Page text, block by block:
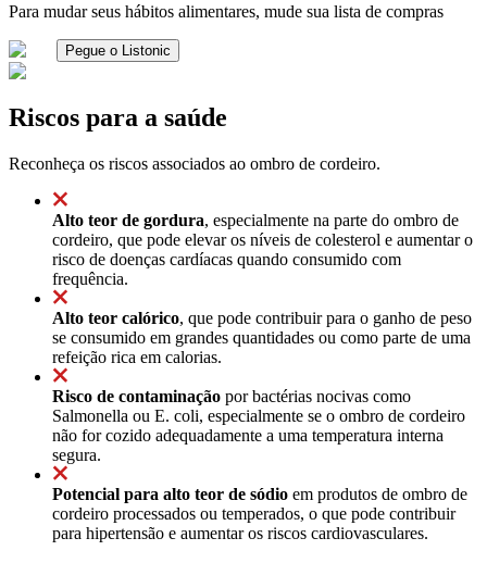
Para mudar seus hábitos alimentares, mude sua lista de compras
Pegue o Listonic
Riscos para a saúde
Reconheça os riscos associados ao ombro de cordeiro.
Alto teor de gordura, especialmente na parte do ombro de
cordeiro, que pode elevar os níveis de colesterol e aumentar o
risco de doenças cardíacas quando consumido com
frequência.
Alto teor calórico, que pode contribuir para o ganho de peso
se consumido em grandes quantidades ou como parte de uma
refeição rica em calorias.
Risco de contaminação por bactérias nocivas como
Salmonella ou E. coli, especialmente se o ombro de cordeiro
não for cozido adequadamente a uma temperatura interna
segura.
Potencial para alto teor de sódio em produtos de ombro de
cordeiro processados ou temperados, o que pode contribuir
para hipertensão e aumentar os riscos cardiovasculares.